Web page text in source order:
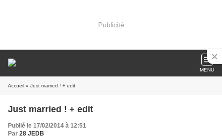
Publicité
MENU
Accueil » Just married ! + edit
Just married ! + edit
Publié le 17/02/2014 à 12:51
Par 28 JEDB